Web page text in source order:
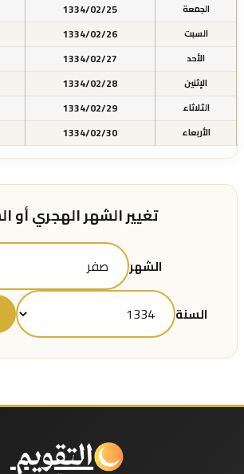
الجمعة 1334/02/25
السبت 1334/02/26
الأحد 1334/02/27
الإثنين 1334/02/28
الثلاثاء 1334/02/29
الأربعاء 1334/02/30
تغيير الشهر الهجري أو
الشهر
السنة